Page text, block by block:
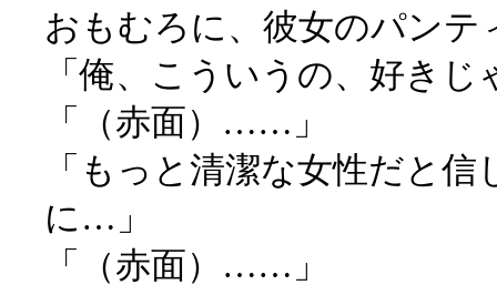
おもむろに、彼女のパンテ
「俺、こういうの、好き
「（赤面）……」
「もっと清潔な女性だと
に…」
「（赤面）……」